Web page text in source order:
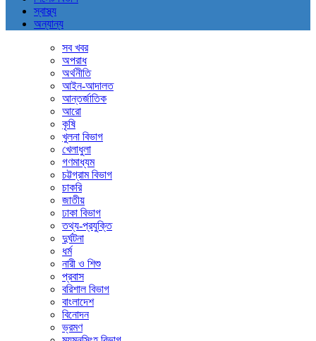
স্বাস্থ্য
অন্যান্য
সব খবর
অপরাধ
অর্থনীতি
আইন-আদালত
আন্তর্জাতিক
আরো
কৃষি
খুলনা বিভাগ
খেলাধুলা
গণমাধ্যম
চট্টগ্রাম বিভাগ
চাকরি
জাতীয়
ঢাকা বিভাগ
তথ্য-প্রযুক্তি
দুর্ঘটনা
ধর্ম
নারী ও শিশু
প্রবাস
বরিশাল বিভাগ
বাংলাদেশ
বিনোদন
ভ্রমণ